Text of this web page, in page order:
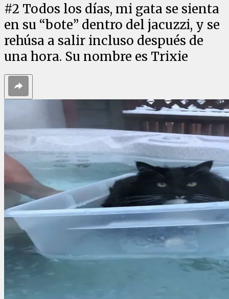
#2 Todos los días, mi gata se sienta
en su “bote” dentro del jacuzzi, y se
rehúsa a salir incluso después de
una hora. Su nombre es Trixie